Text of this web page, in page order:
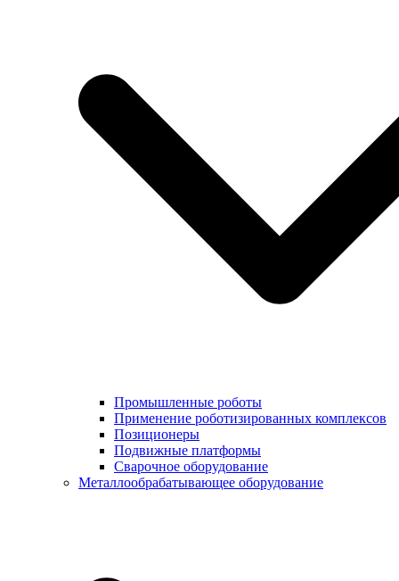
Промышленные роботы
Применение роботизированных комплексов
Позиционеры
Подвижные платформы
Сварочное оборудование
Металлообрабатывающее оборудование